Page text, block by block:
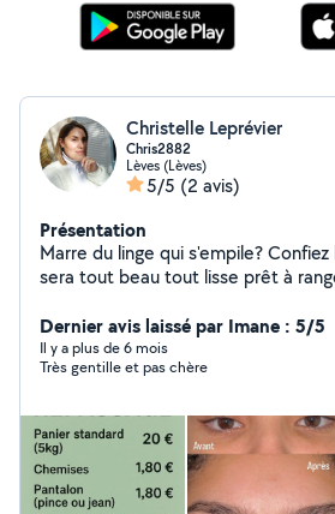
Christelle Leprévier
Chris2882
Lèves (Lèves)
5/5 (2 avis)
Présentation
Marre du linge qui s'empile?
sera tout beau tout lisse prêt à
Pantalons~1,80 Linge de maison~2 Parure
esthéticienne diplômée depuis 25
propose un moment de détente en
Je fais également d'excellentes
Dernier avis laissé par Imane : 5/5
Il y a plus de 6 mois
Très gentille et pas chère